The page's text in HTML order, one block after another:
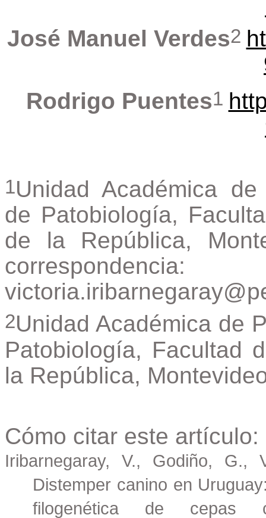
José Manuel Verdes2
Rodrigo Puentes1
1Unidad Académica
de Patobiología,
de la República,
correspondencia:
2Unidad Académica de
Patobiología, Facultad
la República,
Cómo citar este artículo:
Iribarnegaray, V., Godiño,
Distemper canino en
filogenética de cepas